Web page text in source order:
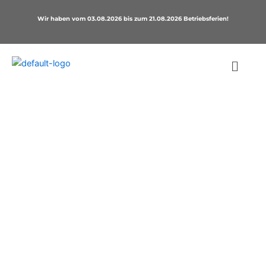
Wir haben vom 03.08.2026 bis zum 21.08.2026 Betriebsferien!